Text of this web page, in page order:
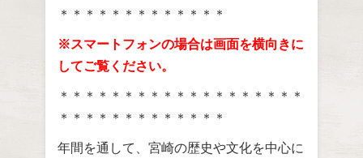
＊＊＊＊＊＊＊＊＊＊＊＊＊
※スマートフォンの場合は画面を横向きに
してご覧ください。
＊＊＊＊＊＊＊＊＊＊＊＊＊＊＊＊＊＊＊
＊＊＊＊＊＊＊＊＊＊＊＊＊
年間を通して、宮崎の歴史や文化を中心に